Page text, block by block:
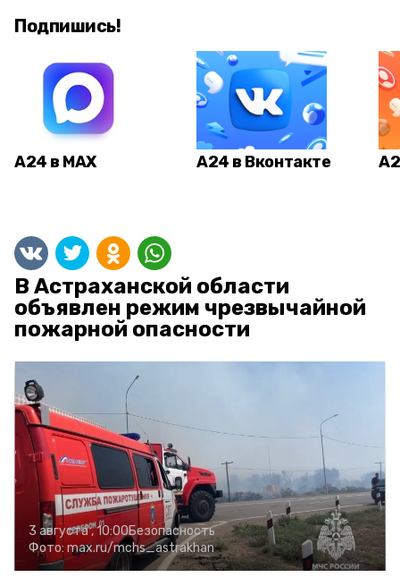
Подпишись!
А24 в MAX А24 в Вконтакте
В Астраханской области
объявлен режим чрезвычайной
пожарной опасности
3 августа , 10:00Безопасность
Фото: max.ru/mchs_astrakhan